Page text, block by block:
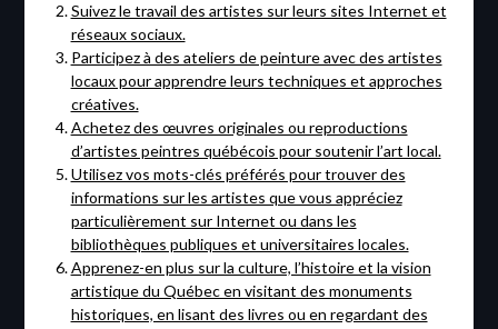
Suivez le travail des artistes sur leurs sites Internet et
réseaux sociaux.
Participez à des ateliers de peinture avec des artistes
locaux pour apprendre leurs techniques et approches
créatives.
Achetez des œuvres originales ou reproductions
d’artistes peintres québécois pour soutenir l’art local.
Utilisez vos mots-clés préférés pour trouver des
informations sur les artistes que vous appréciez
particulièrement sur Internet ou dans les
bibliothèques publiques et universitaires locales.
Apprenez-en plus sur la culture, l’histoire et la vision
artistique du Québec en visitant des monuments
historiques, en lisant des livres ou en regardant des